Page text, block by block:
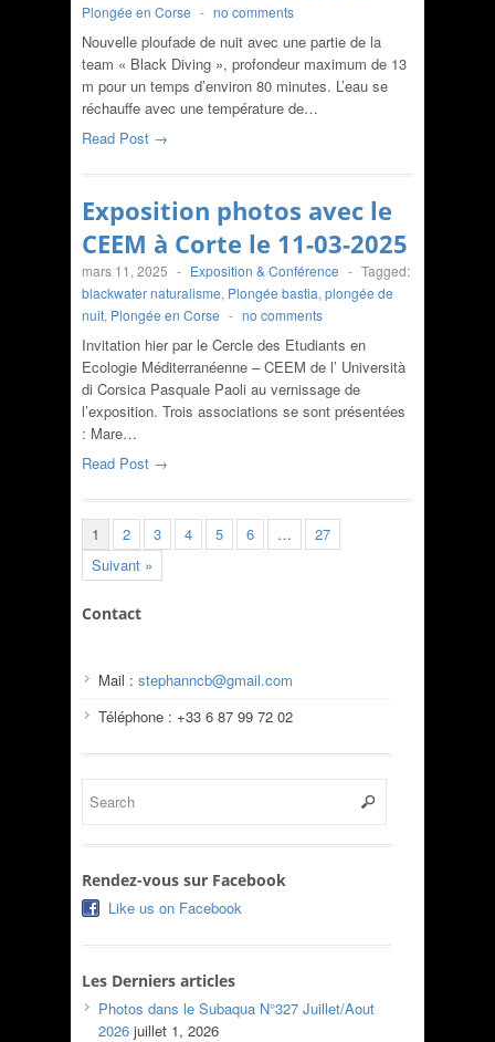
Plongée en Corse - no comments
Nouvelle ploufade de nuit avec une partie de la
team « Black Diving », profondeur maximum de 13
m pour un temps d’environ 80 minutes. L’eau se
réchauffe avec une température de…
Read Post →
Exposition photos avec le
CEEM à Corte le 11-03-2025
mars 11, 2025 - Exposition & Conférence - Tagged:
blackwater naturalisme, Plongée bastia, plongée de
nuit, Plongée en Corse - no comments
Invitation hier par le Cercle des Etudiants en
Ecologie Méditerranéenne – CEEM de l’ Università
di Corsica Pasquale Paoli au vernissage de
l’exposition. Trois associations se sont présentées
: Mare…
Read Post →
1 2 3 4 5 6 …
27
Suivant »
Contact
Mail : stephanncb@gmail.com
Téléphone : +33 6 87 99 72 02
Rendez-vous sur Facebook
Like us on Facebook
Les Derniers articles
Photos dans le Subaqua N°327 Juillet/Aout
2026 juillet 1, 2026